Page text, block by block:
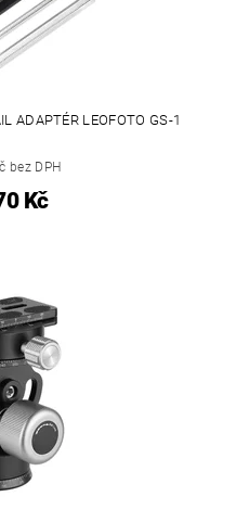
ADAPTÉR LEOFOTO GS-1
bez DPH
Kč